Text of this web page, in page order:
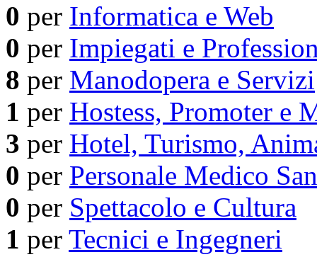
0 per Informatica e Web
0 per Impiegati e
8 per Manodopera e Servizi
1 per Hostess, Promoter e
3 per Hotel, Turismo,
0 per Personale Medico
0 per Spettacolo e Cultura
1 per Tecnici e Ingegneri